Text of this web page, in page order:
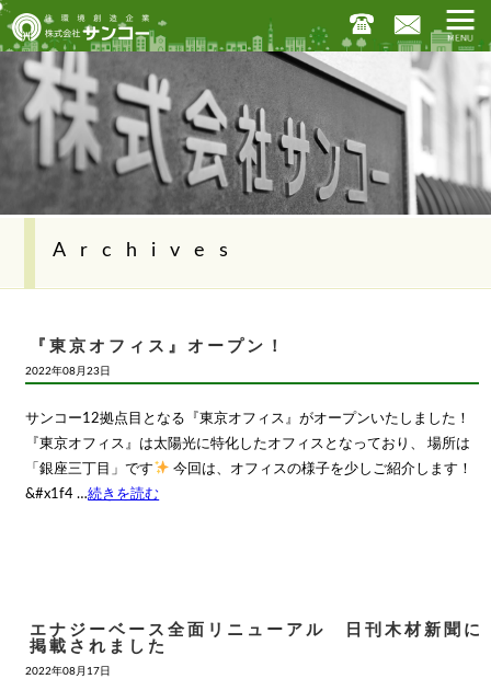
Archives
『東京オフィス』オープン！
2022年08月23日
サンコー12拠点目となる『東京オフィス』がオープンいたしました！
『東京オフィス』は太陽光に特化したオフィスとなっており、 場所は
「銀座三丁目」です
今回は、オフィスの様子を少しご紹介します！
&#x1f4 …続きを読む
エナジーベース全面リニューアル 日刊木材新聞に
掲載されました
2022年08月17日